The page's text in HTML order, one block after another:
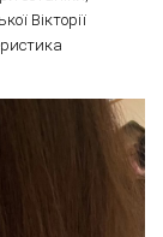
Вікторії